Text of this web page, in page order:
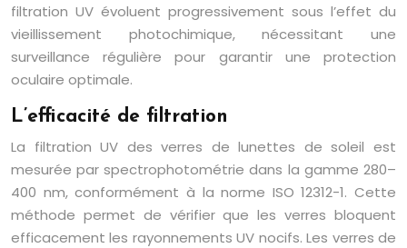
filtration UV évoluent progressivement sous l’effet du
vieillissement photochimique, nécessitant une
surveillance régulière pour garantir une protection
oculaire optimale.
L’efficacité de filtration
La filtration UV des verres de lunettes de soleil est
mesurée par spectrophotométrie dans la gamme 280–
400 nm, conformément à la norme ISO 12312-1. Cette
méthode permet de vérifier que les verres bloquent
efficacement les rayonnements UV nocifs. Les verres de